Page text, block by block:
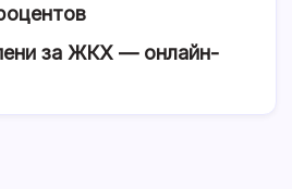
за ЖКХ — онлайн-